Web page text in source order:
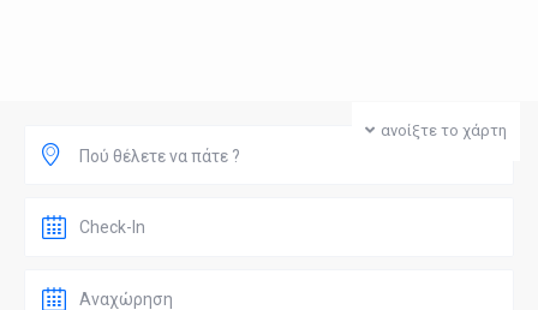
ανοίξτε το χάρτη
Πού θέλετε να πάτε ?